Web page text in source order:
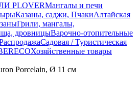
PLOVERМангалы и печи
Казаны, саджи, ПчакиАлтайская
Грили, мангалы,
дровницыВарочно-отопительные
Садовая / Туристическая
Хозяйственные товары
Porcelain, Ø 11 см